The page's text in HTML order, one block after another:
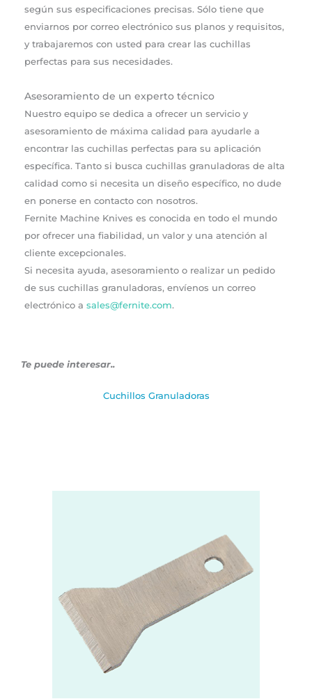
según sus especificaciones precisas. Sólo tiene que
enviarnos por correo electrónico sus planos y requisitos,
y trabajaremos con usted para crear las cuchillas
perfectas para sus necesidades.
Asesoramiento de un experto técnico
Nuestro equipo se dedica a ofrecer un servicio y
asesoramiento de máxima calidad para ayudarle a
encontrar las cuchillas perfectas para su aplicación
específica. Tanto si busca cuchillas granuladoras de alta
calidad como si necesita un diseño específico, no dude
en ponerse en contacto con nosotros.
Fernite Machine Knives es conocida en todo el mundo
por ofrecer una fiabilidad, un valor y una atención al
cliente excepcionales.
Si necesita ayuda, asesoramiento o realizar un pedido
de sus cuchillas granuladoras, envíenos un correo
electrónico a sales@fernite.com.
Te puede interesar..
Cuchillos Granuladoras